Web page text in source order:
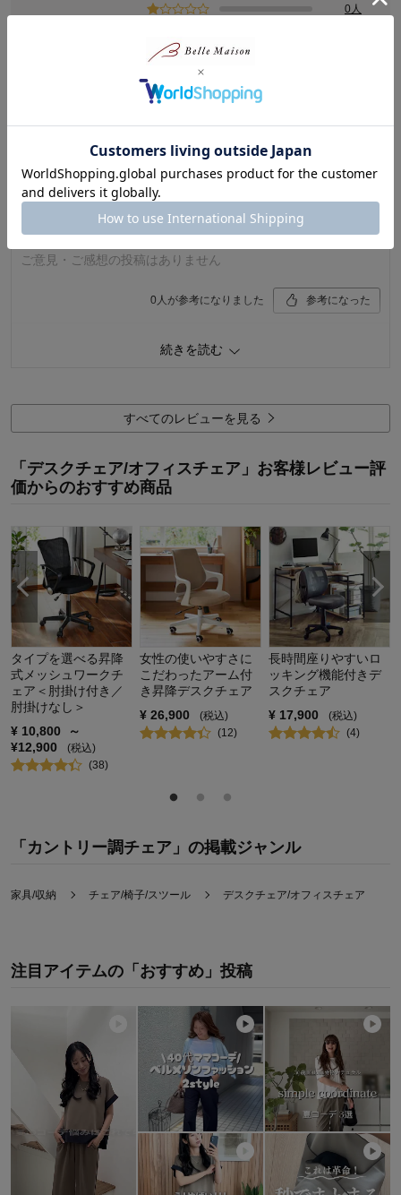
0人
購入者さん 2024年05月17日
男性・50代 5.0
ご意見・ご感想の投稿はありません
0 人が参考になりました 参考になった
5.0
使用場所： リビング
続きを読む
すべてのレビューを見る
「デスクチェア/オフィスチェア」お客様レビュー評
価からのおすすめ商品
タイプを選べる昇降
式メッシュワークチ
ェア＜肘掛け付き／
肘掛けなし＞
¥ 10,800
～
¥12,900
(税込)
(38)
女性の使いやすさに
こだわったアーム付
き昇降デスクチェア
¥ 26,900
(税込)
(12)
長時間座りやすいロ
ッキング機能付きデ
スクチェア
¥ 17,900
(税込)
(4)
「カントリー調チェア」の掲載ジャンル
家具/収納 チェア/椅子/スツール デスクチェア/オフィスチェア
注目アイテムの「おすすめ」投稿